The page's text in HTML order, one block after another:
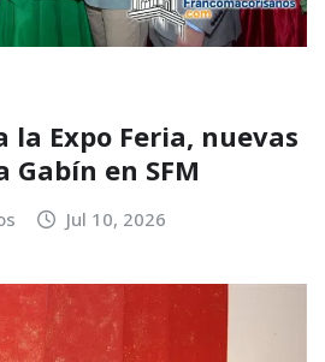
la Expo Feria, nuevas
Gabín en SFM
Jul 10, 2026